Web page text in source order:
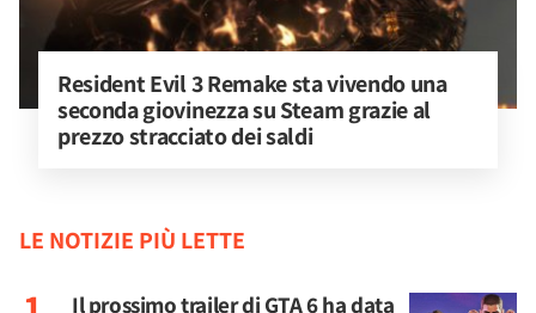
Resident Evil 3 Remake sta vivendo una
seconda giovinezza su Steam grazie al
prezzo stracciato dei saldi
LE NOTIZIE PIÙ LETTE
Il prossimo trailer di GTA 6 ha data